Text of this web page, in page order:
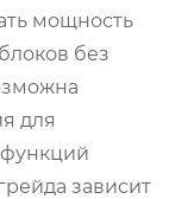
мощность
без
для
зависит